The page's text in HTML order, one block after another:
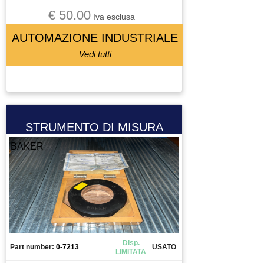
€ 50.00Iva esclusa
AUTOMAZIONE INDUSTRIALE
Vedi tutti
STRUMENTO DI MISURA
BAKER
Part number: 0-7213
Disp.
LIMITATA
USATO